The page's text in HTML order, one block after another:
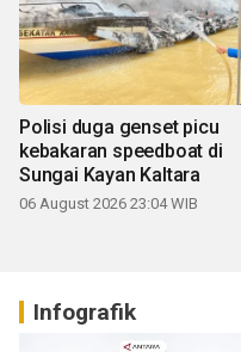
Polisi duga genset picu
kebakaran speedboat di
Sungai Kayan Kaltara
06 August 2026 23:04 WIB
Infografik